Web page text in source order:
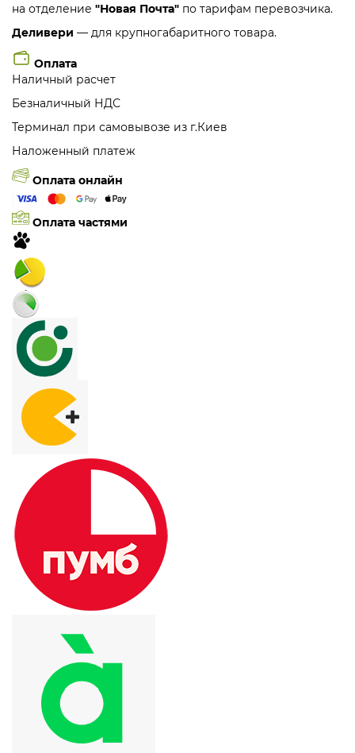
на отделение "Новая Почта" по тарифам перевозчика.
Деливери — для крупногабаритного товара.
Оплата
Наличный расчет
Безналичный НДС
Терминал при самовывозе из г.Киев
Наложенный платеж
Оплата онлайн
Оплата частями